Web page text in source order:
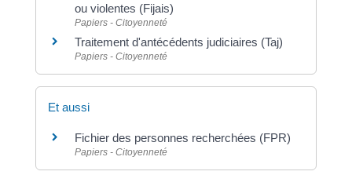
ou violentes (Fijais)
Papiers - Citoyenneté
Traitement d'antécédents judiciaires (Taj)
Papiers - Citoyenneté
Et aussi
Fichier des personnes recherchées (FPR)
Papiers - Citoyenneté